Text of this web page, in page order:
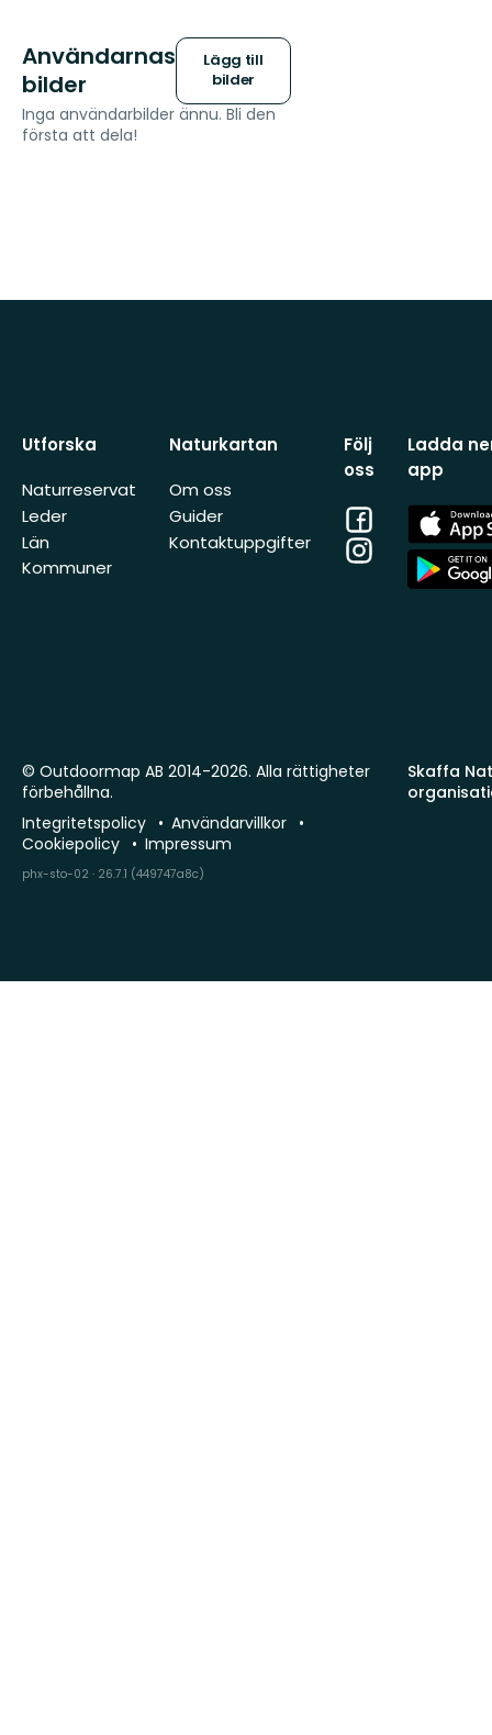
Användarnas
bilder
Lägg till
bilder
Inga användarbilder ännu. Bli den
första att dela!
Utforska
Naturreservat
Leder
Län
Kommuner
Naturkartan
Om oss
Guider
Kontaktuppgifter
Följ
oss
Facebook
Instagram
Ladda
app
App
Store
App
Store
Skaffa
© Outdoormap AB 2014-2026. Alla rättigheter
förbehållna.
Integritetspolicy
Användarvillkor
Cookiepolicy
Impressum
phx-sto-02 · 26.7.1 (449747a8c)